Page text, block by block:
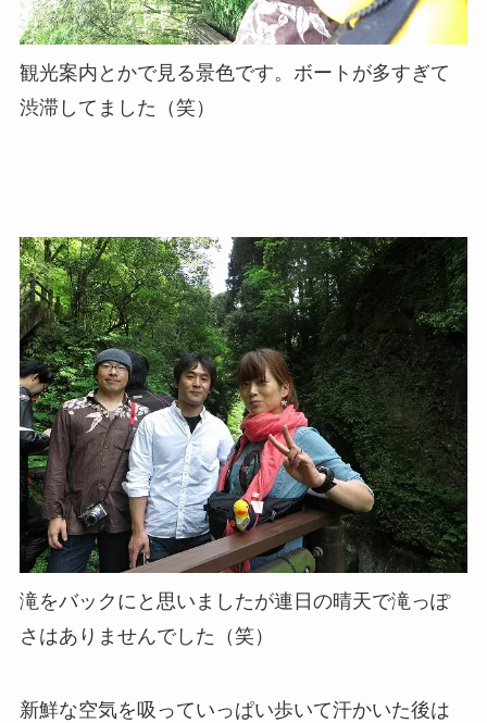
観光案内とかで見る景色です。ボートが多すぎて
渋滞してました（笑）
滝をバックにと思いましたが連日の晴天で滝っぽ
さはありませんでした（笑）
新鮮な空気を吸っていっぱい歩いて汗かいた後は